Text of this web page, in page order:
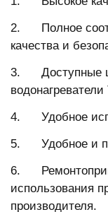
2. Полное
качества и
3. Доступные
4. Удобное
5. Удобное и
6.
использования
производителя.